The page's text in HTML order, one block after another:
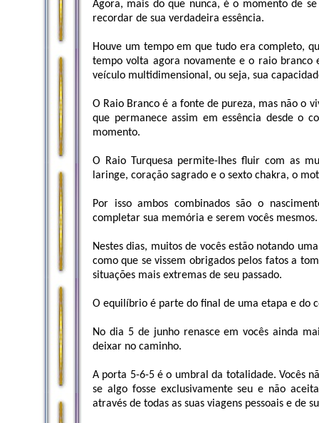
Agora, mais do que nunca, é o momento de
recordar de sua verdadeira essência.
Houve um tempo em que tudo era completo,
tempo volta agora novamente e o raio
veículo multidimensional, ou seja, sua
O Raio Branco é a fonte de pureza, mas não o
que permanece assim em essência desde o
momento.
O Raio Turquesa permite-lhes fluir com as
laringe, coração sagrado e o sexto chakra, o
Por isso ambos combinados são o
completar sua memória e serem vocês mesmos.
Nestes dias, muitos de vocês estão notando
como que se vissem obrigados pelos fatos a
situações mais extremas de seu passado.
O equilíbrio é parte do final de uma etapa e do
No dia 5 de junho renasce em vocês ainda
deixar no caminho.
A porta 5-6-5 é o umbral da totalidade. Vocês
se algo fosse exclusivamente seu e não
através de todas as suas viagens pessoais e de